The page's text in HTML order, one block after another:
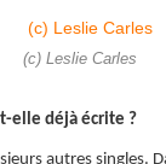
(c) Leslie Carles
elle déjà écrite ?
autres singles.